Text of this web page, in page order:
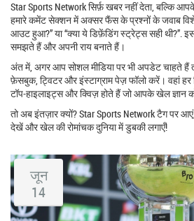
Star Sports Network सिर्फ़ खबर नहीं देता, बल्कि
हमारे कमेंट सेक्शन में अक्सर फैंस के प्रश्नों के जवाब
आउट हुआ?” या “क्या ये डिफ़ेंडिंग स्ट्रेट्स सही
समझते हैं और अपनी राय बनाते हैं।
अंत में, अगर आप सोशल मीडिया पर भी अपडेट चाहते हैं
फ़ेसबुक, ट्विटर और इंस्टाग्राम पेज़ फॉलो करें। वहां हर
टॉप‑हाइलाइट्स और क्विज़ होते हैं जो आपके खेल ज्ञान
तो अब इंतज़ार क्यों? Star Sports Network टैग पर
देखें और खेल की रोमांचक दुनिया में डुबकी लगाएँ!
जून
14